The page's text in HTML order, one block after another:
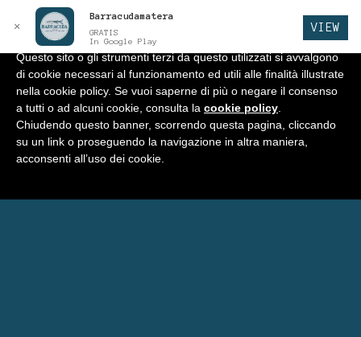
Vai
alla
navigazione
Vai
al
contenuto
BARRACUDA Menu
Home
Negozio
✕
Barracudamatera
GRATIS
In Google Play
VIEW
Informativa
Questo sito o gli strumenti terzi da questo utilizzati si avvalgono
di cookie necessari al funzionamento ed utili alle finalità illustrate
nella cookie policy. Se vuoi saperne di più o negare il consenso
a tutti o ad alcuni cookie, consulta la cookie policy
Chiudendo questo banner, scorrendo questa pagina, cliccando
su un link o proseguendo la navigazione in altra maniera,
acconsenti all’uso dei cookie.